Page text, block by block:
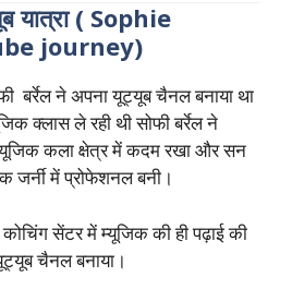
यात्रा( Sophie
journey)
बर्रेल ने अपना यूट्यूब चैनल बनाया था
क्लास ले रही थी सोफी बर्रेल ने
कला क्षेत्र में कदम रखा और सन
जर्नी में प्रोफेशनल बनी।
सेंटर में म्यूजिक की ही पढ़ाई की
चैनल बनाया।